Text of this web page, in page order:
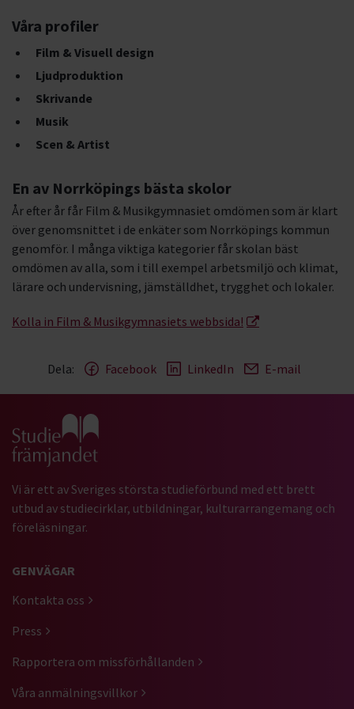
Våra profiler
Film & Visuell design
Ljudproduktion
Skrivande
Musik
Scen & Artist
En av Norrköpings bästa skolor
År efter år får Film & Musikgymnasiet omdömen som är klart
över genomsnittet i de enkäter som Norrköpings kommun
genomför. I många viktiga kategorier får skolan bäst
omdömen av alla, som i till exempel arbetsmiljö och klimat,
lärare och undervisning, jämställdhet, trygghet och lokaler.
Kolla in Film & Musikgymnasiets webbsida!
Dela: Facebook LinkedIn E-mail
Gå till studiefrämjandets startsida
Vi är ett av Sveriges största studieförbund med ett brett
utbud av studiecirklar, utbildningar, kulturarrangemang och
föreläsningar.
GENVÄGAR
Kontakta oss
Press
Rapportera om missförhållanden
Våra anmälningsvillkor